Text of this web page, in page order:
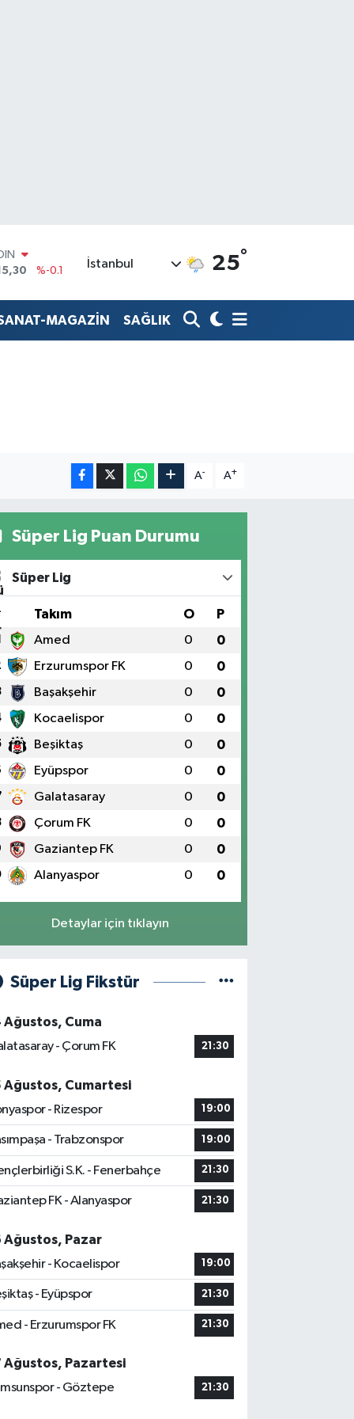
%0.32
İstanbul 25°
MAGAZİN SAĞLIK
A- A+
Süper Lig Puan Durumu
Süper Lig
Takım O P
Amed 0 0
Erzurumspor FK 0 0
Başakşehir 0 0
Kocaelispor 0 0
Beşiktaş 0 0
Eyüpspor 0 0
Galatasaray 0 0
Çorum FK 0 0
Gaziantep FK 0 0
Alanyaspor 0 0
Detaylar için tıklayın
Süper Lig Fikstür
Ağustos, Cuma
- Çorum FK
21:30
Ağustos, Cumartesi
- Rizespor
19:00
- Trabzonspor 19:00
S.K. - Fenerbahçe 21:30
FK - Alanyaspor 21:30
Ağustos, Pazar
- Kocaelispor
19:00
- Eyüpspor 21:30
- Erzurumspor FK 21:30
Ağustos, Pazartesi
- Göztepe
21:30